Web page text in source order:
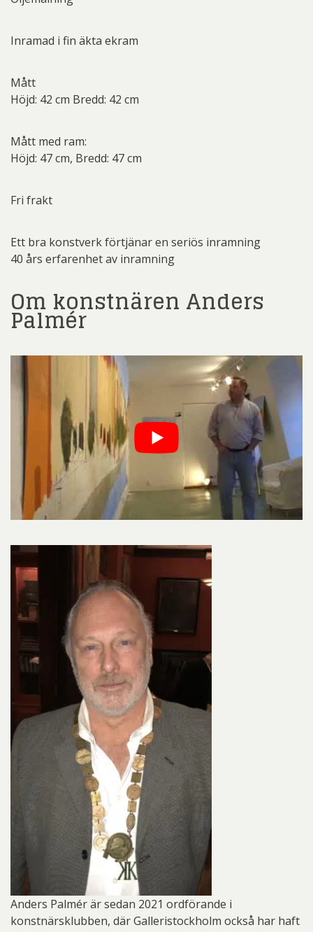
Inramad i fin äkta ekram
Mått
Höjd: 42 cm Bredd: 42 cm
Mått med ram:
Höjd: 47 cm, Bredd: 47 cm
Fri frakt
Ett bra konstverk förtjänar en seriös inramning
40 års erfarenhet av inramning
Om konstnären Anders
Palmér
Anders Palmér är sedan 2021 ordförande i
konstnärsklubben, där Galleristockholm också har haft